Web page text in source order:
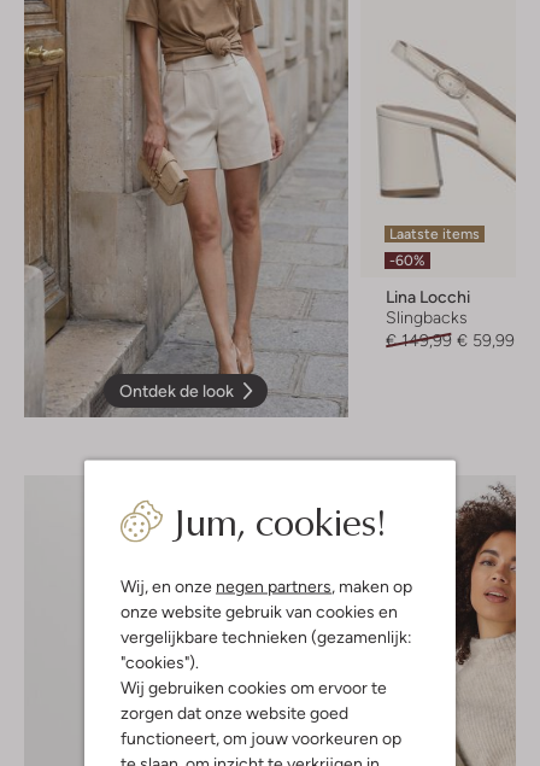
Jum, cookies!
Wij, en onze negen partners, maken op
onze website gebruik van cookies en
vergelijkbare technieken (gezamenlijk:
"cookies").
Wij gebruiken cookies om ervoor te
zorgen dat onze website goed
functioneert, om jouw voorkeuren op
Ontdek de look
Laatste items
-60%
Lina Locchi
Slingbacks
€ 149,99 € 59,99